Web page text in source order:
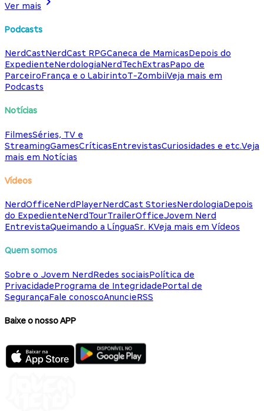
Ver mais
Podcasts
NerdCastNerdCast RPGCaneca de MamicasDepois do
ExpedienteNerdologiaNerdTechExtrasPapo de
ParceiroFrança e o LabirintoT-ZombiiVeja mais em
Podcasts
Notícias
FilmesSéries, TV e
StreamingGamesCríticasEntrevistasCuriosidades e etc.Veja
mais em Notícias
Vídeos
NerdOfficeNerdPlayerNerdCast StoriesNerdologiaDepois
do ExpedienteNerdTourTrailerOfficeJovem Nerd
EntrevistaQueimando a LínguaSr. KVeja mais em Vídeos
Quem somos
Sobre o Jovem NerdRedes sociaisPolítica de
PrivacidadePrograma de IntegridadePortal de
SegurançaFale conoscoAnuncieRSS
Baixe o nosso APP